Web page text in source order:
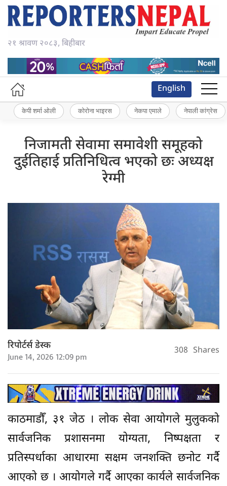
२१ श्रावण २०८३, बिहीबार
English
केपी शर्मा ओली कोरोना भाइरस नेकपा एमाले नेपाली कांग्रेस
निजामती सेवामा समावेशी समूहको
दुईतिहाई प्रतिनिधित्व भएको छः अध्यक्ष
रेग्मी
रिपोर्टर्स डेस्क
June 14, 2026 12:09 pm 308 Shares
काठमाडौँ, ३१ जेठ । लोक सेवा आयोगले मुलुकको
सार्वजनिक प्रशासनमा योग्यता, निष्पक्षता र
प्रतिस्पर्धाका आधारमा सक्षम जनशक्ति छनोट गर्दै
आएको छ । आयोगले गर्दै आएका कार्यले सार्वजनिक